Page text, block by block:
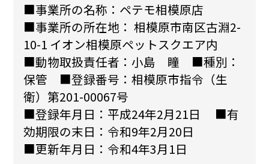
■事業所の名称：ペテモ相模原店
■事業所の所在地： 相模原市南区古淵2-
10-1 イオン相模原ペットスクエア内
■動物取扱責任者：小島 瞳 ■種別：
保管 ■登録番号：相模原市指令（生
衛）第201-00067号
■登録年月日：平成24年2月21日 ■有
効期限の末日：令和9年2月20日
■更新年月日：令和4年3月1日